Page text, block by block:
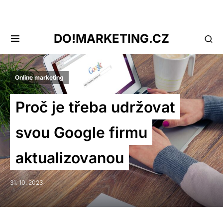
DO!MARKETING.CZ
Online marketing
Proč je třeba udržovat
svou Google firmu
aktualizovanou
31. 10. 2023